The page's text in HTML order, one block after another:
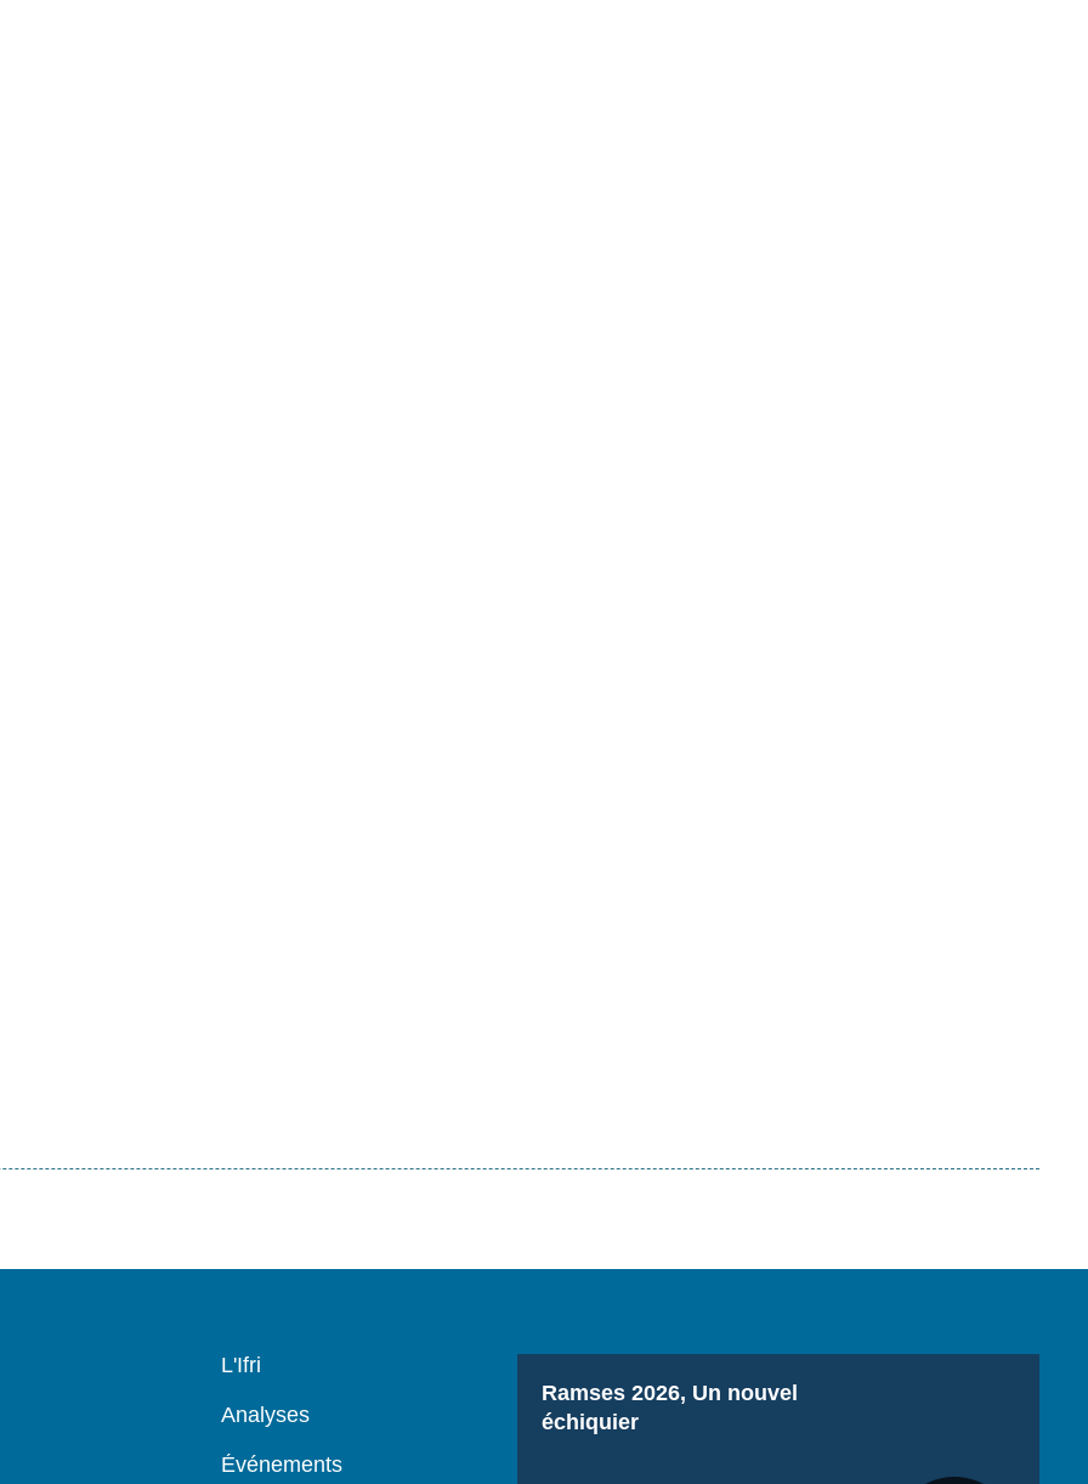
Navigation
L'Ifri
Analyses
Événements
Titre
Ramses 2026, Un nouvel
échiquier